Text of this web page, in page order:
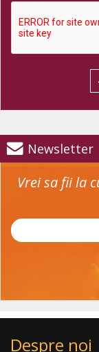
Newsletter
Vrei sa fii la
Despre noi